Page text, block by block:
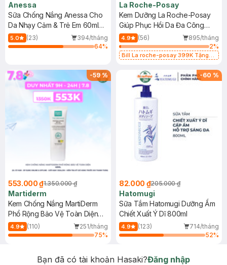
Anessa
Sữa Chống Nắng Anessa Cho
Da Nhạy Cảm & Trẻ Em 60ml
(Mới)
5.0 (23)
394/tháng
64%
La Roche-Posay
Kem Dưỡng La Roche-Posay
Giúp Phục Hồi Da Đa Công
Dụng 40ml
4.9 (56)
895/tháng
2%
Bill La roche-posay 399K Tặng
(SL có hạn)
-59%
553.000 ₫1.350.000 ₫
Martiderm
Kem Chống Nắng MartiDerm
Phổ Rộng Bảo Vệ Toàn Diện
40ml
4.9 (110)
251/tháng
75%
-60 %
82.000 ₫205.000 ₫
Hatomugi
Sữa Tắm Hatomugi Dưỡng Ẩm
Chiết Xuất Ý Dĩ 800ml
4.9 (123)
714/tháng
52%
Bạn đã có tài khoản Hasaki?Đăng nhập